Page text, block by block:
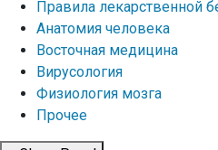
Правила лекарственной
Aнатомия человека
Восточная медицина
Вирусология
Физиология мозга
Прочее